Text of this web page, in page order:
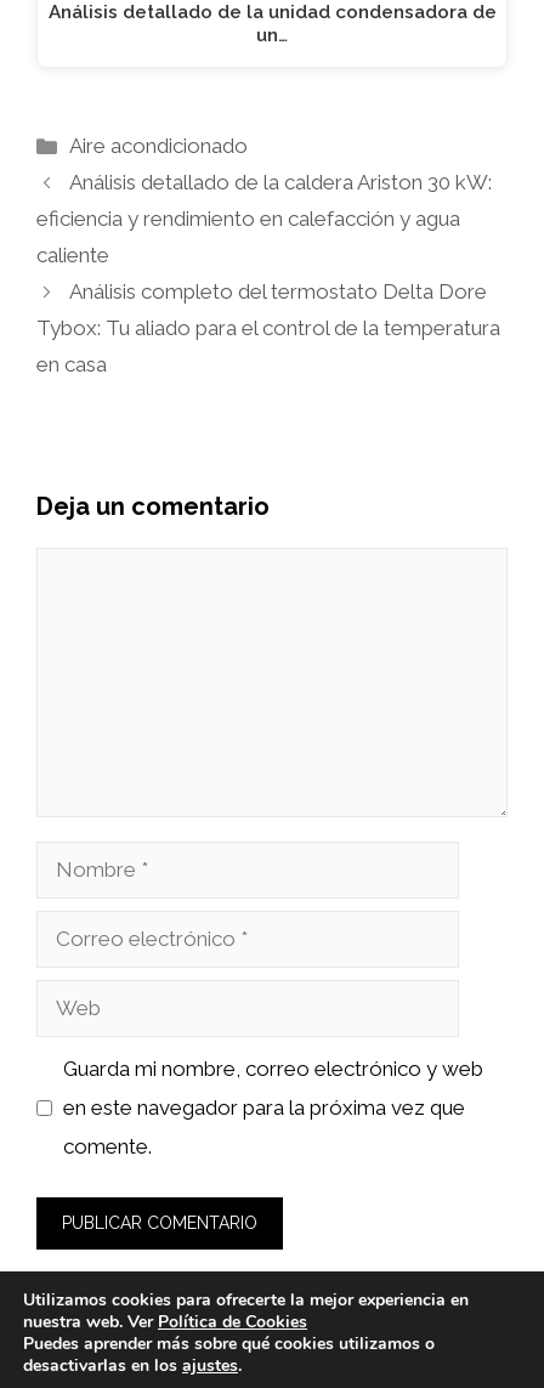
Análisis detallado de la unidad condensadora de
un…
Categorías
Aire acondicionado
Análisis detallado de la caldera Ariston 30 kW:
eficiencia y rendimiento en calefacción y agua
caliente
Análisis completo del termostato Delta Dore
Tybox: Tu aliado para el control de la temperatura
en casa
Deja un comentario
Nombre
Correo
Web
Guarda mi nombre, correo electrónico y web
en este navegador para la próxima vez que
comente.
© 2026 calsat-repuestos.es -
Utilizamos cookies para ofrecerte la mejor experiencia en
nuestra web. Ver Política de Cookies
Puedes aprender más sobre qué cookies utilizamos o
desactivarlas en los ajustes.